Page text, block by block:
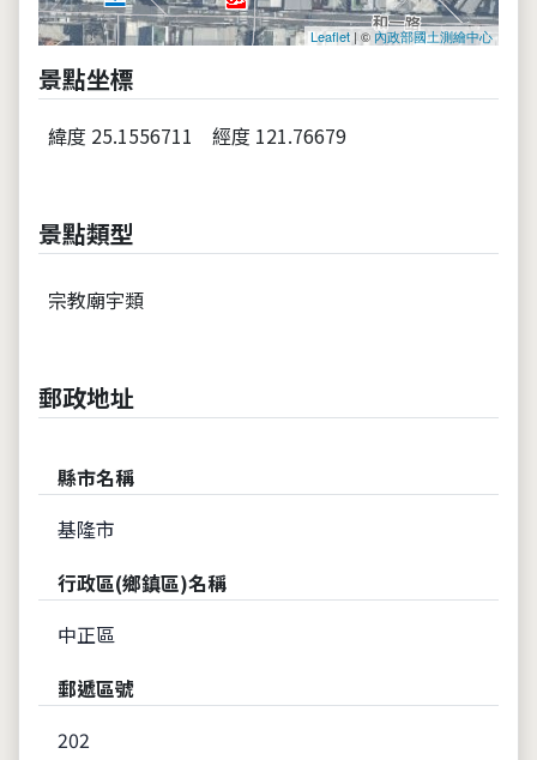
Leaflet | ©內政部國土測繪中心
景點坐標
緯度 25.1556711 經度 121.76679
景點類型
宗教廟宇類
郵政地址
縣市名稱
基隆市
行政區(鄉鎮區)名稱
中正區
郵遞區號
202